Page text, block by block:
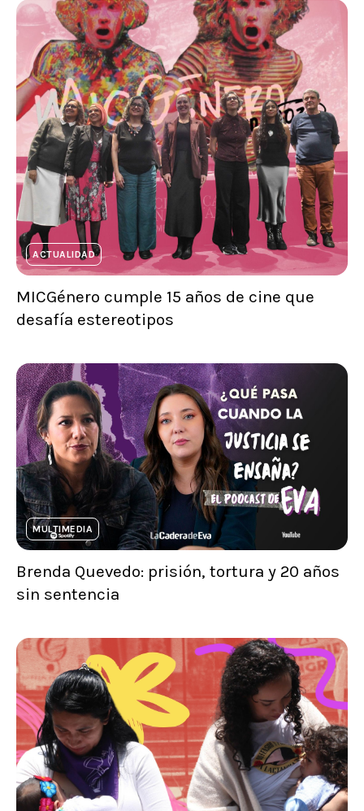
ACTUALIDAD
MICGénero cumple 15 años de cine que
desafía estereotipos
MULTIMEDIA
Brenda Quevedo: prisión, tortura y 20 años
sin sentencia